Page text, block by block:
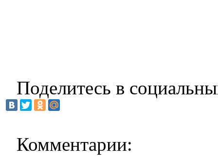
Поделитесь в
Комментарии: